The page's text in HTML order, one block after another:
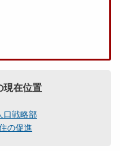
現在位置
口戦略部
の促進